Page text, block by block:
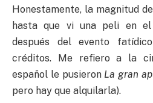
Honestamente, la magnitud
hasta que vi una peli en el
después del evento
créditos. Me refiero a la
español le pusieron La gran
pero hay que alquilarla).